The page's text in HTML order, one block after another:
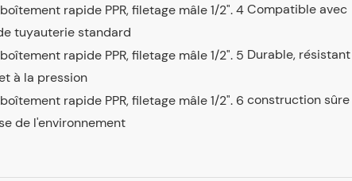
Compatible avec
tuyauterie standard
Durable, résistant
à la pression
construction sûre
de l'environnement